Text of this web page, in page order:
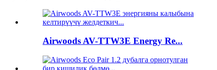
Airwoods AV-TTW3E Energy Re...